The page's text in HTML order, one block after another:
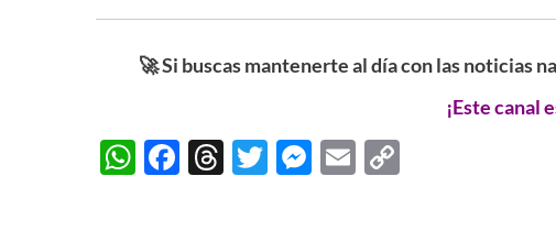
🚀 Si buscas mantenerte al día con las noticias
¡Este canal
WhatsApp
Facebook
Threads
Twitter
Messenger
Email